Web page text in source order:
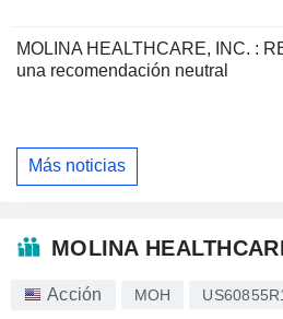
MOLINA HEALTHCARE, INC. :
una recomendación neutral
Más noticias
MOLINA
Acción MOH